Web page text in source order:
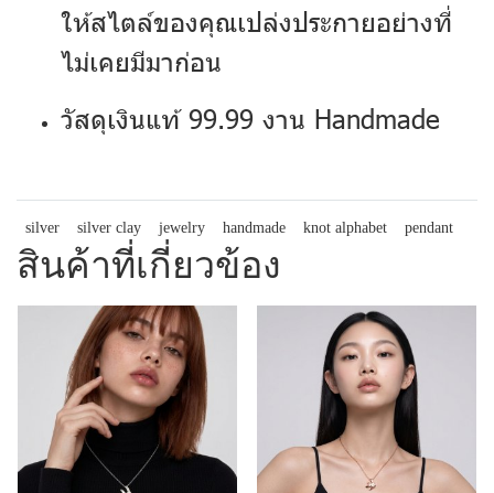
ให้สไตล์ของคุณเปล่งประกายอย่างที่
ไม่เคยมีมาก่อน
วัสดุเงินแท้ 99.99 งาน Handmade
silver silver clay jewelry handmade knot alphabet pendant
สินค้าที่เกี่ยวข้อง